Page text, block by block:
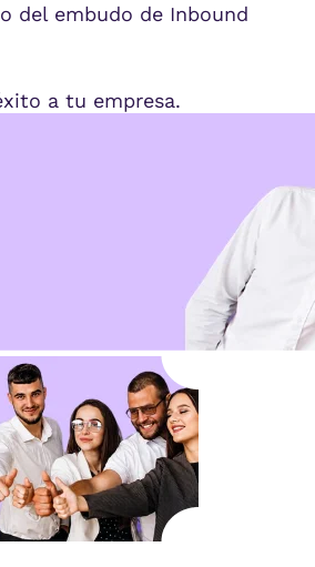
del embudo de Inbound
a tu empresa.